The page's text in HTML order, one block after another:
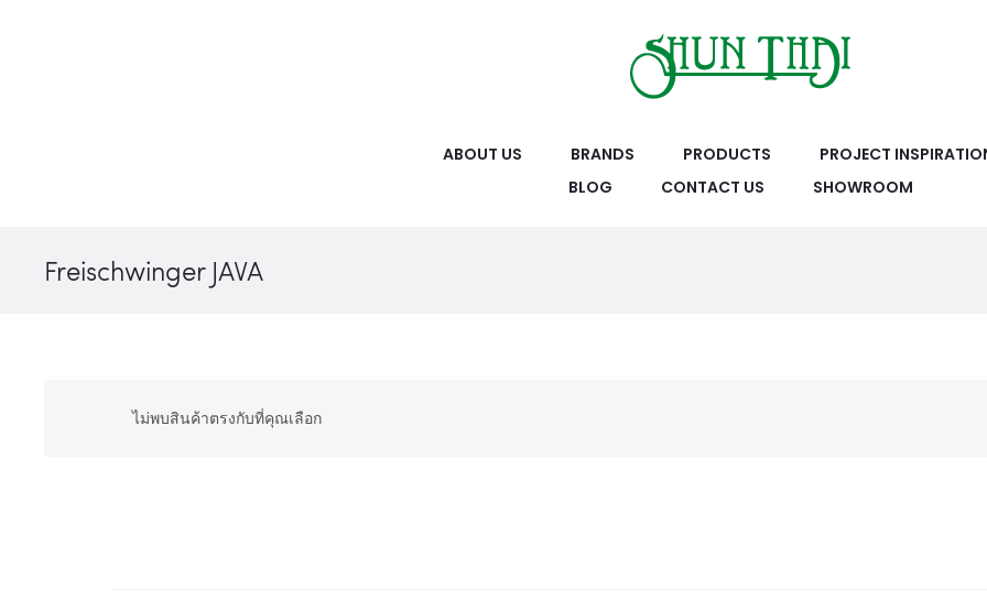
ABOUT US BRANDS PRODUCTS
PROJECT
BLOG
CONTACT US SHOWROOM
Freischwinger JAVA
ไม่พบสินค้าตรงกับที่คุณเลือก